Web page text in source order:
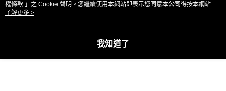
權條款 」之 Cookie 聲明。您繼續使用本網站即表示您同意本公司得按本網站使
用條款之 Cookie 聲明使用 cookie。
了解更多 >
我知道了